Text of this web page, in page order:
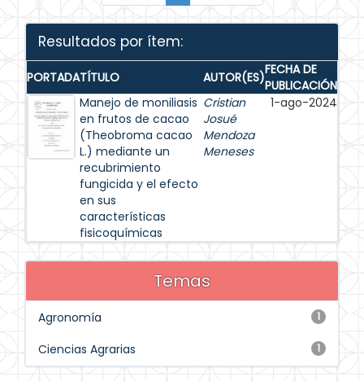
Resultados por ítem:
PORTADATÍTULO AUTOR(ES)FECHA DE
PUBLICACIÓN
Manejo de moniliasis
en frutos de cacao
(Theobroma cacao
L.) mediante un
recubrimiento
fungicida y el efecto
en sus
características
fisicoquímicas
Cristian
Josué
Mendoza
Meneses
1-ago-2024
Temas
1
Agronomía
1
Ciencias Agrarias